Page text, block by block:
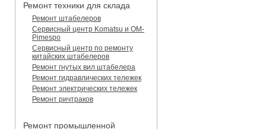
Ремонт техники для склада
Ремонт штабелеров
Сервисный центр Komatsu и OM-
Pimespo
Сервисный центр по ремонту
китайских штабелеров
Ремонт гнутых вил штабелера
Ремонт гидравлических тележек
Ремонт электрических тележек
Ремонт ричтраков
Ремонт промышленной